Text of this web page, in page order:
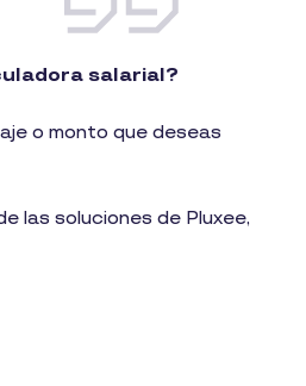
salarial?
o monto que deseas
las soluciones de Pluxee,